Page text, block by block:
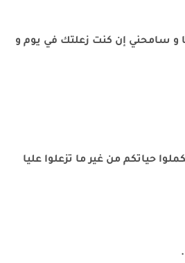
و سامحني إن كنت زعلتك في يوم و
حياتكم من غير ما تزعلوا عليا